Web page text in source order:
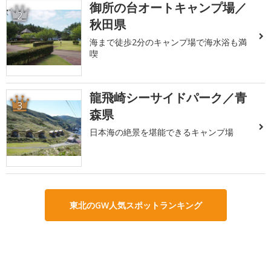
2
御所の台オートキャンプ場／
秋田県
海まで徒歩2分のキャンプ場で海水浴も満
喫
3
龍飛崎シーサイドパーク／青
森県
日本海の絶景を堪能できるキャンプ場
東北のGW人気スポットランキング